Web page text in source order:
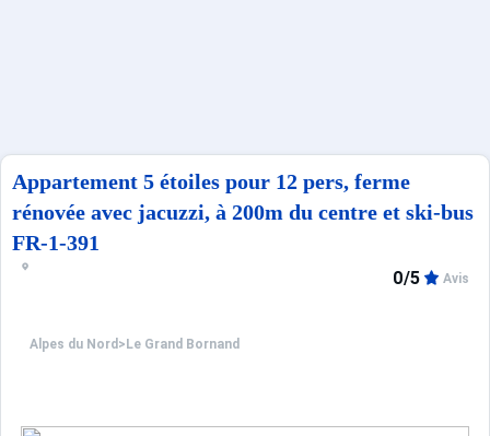
Appartement 5 étoiles pour 12 pers, ferme
rénovée avec jacuzzi, à 200m du centre et ski-bus
FR-1-391
Alpes du Nord > Le Grand Bornand
0/5 Avis